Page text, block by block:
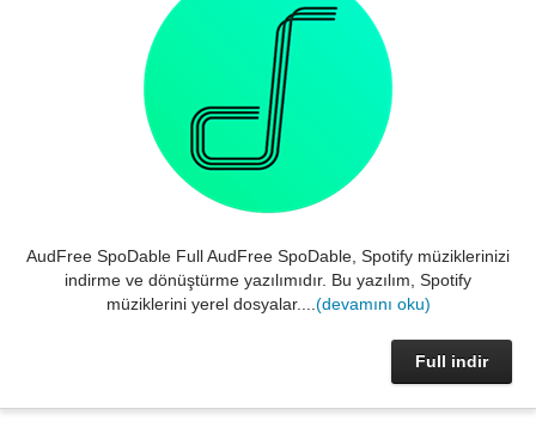
AudFree SpoDable Full AudFree SpoDable, Spotify müziklerinizi
indirme ve dönüştürme yazılımıdır. Bu yazılım, Spotify
müziklerini yerel dosyalar.... (devamını oku)
Full indir